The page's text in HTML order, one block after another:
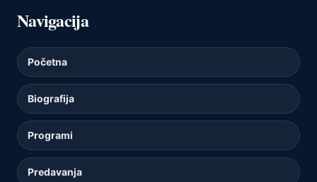
Navigacija
Početna
Biografija
Programi
Predavanja